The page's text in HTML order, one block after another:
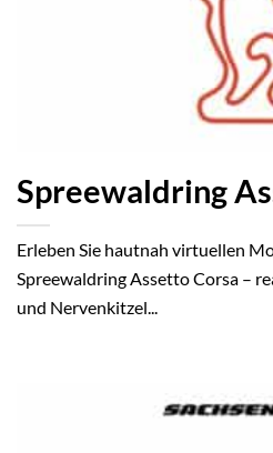
Spreewaldring
Erleben Sie hautnah virtuellen
Spreewaldring Assetto Corsa –
und Nervenkitzel...